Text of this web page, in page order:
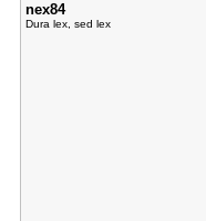
nex84
Dura lex, sed lex